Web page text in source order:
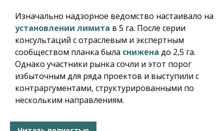
Изначально надзорное ведомство настаивало на
установлении лимита в 5 га. После серии
консультаций с отраслевым и экспертным
сообществом планка была снижена до 2,5 га.
Однако участники рынка сочли и этот порог
избыточным для ряда проектов и выступили с
контраргументами, структурированными по
нескольким направлениям.